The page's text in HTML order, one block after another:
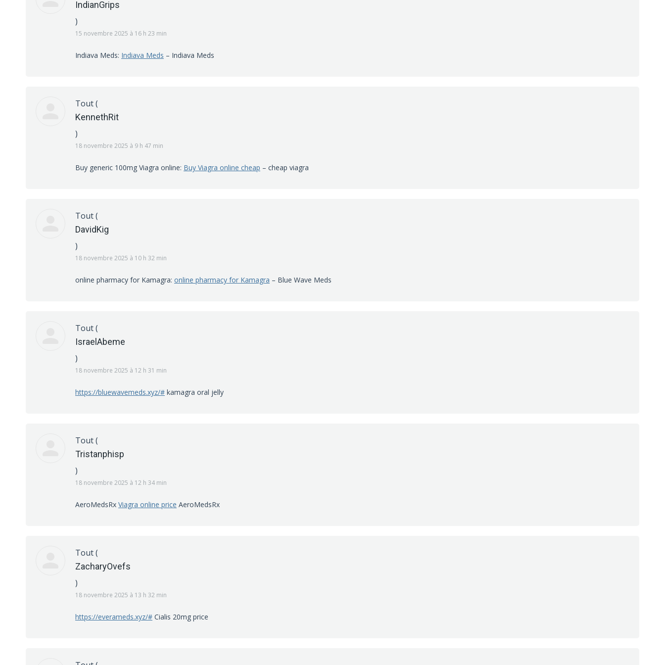
IndianGrips
)
15 novembre 2025 à 16 h 23 min
Indiava Meds: Indiava Meds – Indiava Meds
Tout(
KennethRit
)
18 novembre 2025 à 9 h 47 min
Buy generic 100mg Viagra online: Buy Viagra online cheap – cheap viagra
Tout(
DavidKig
)
18 novembre 2025 à 10 h 32 min
online pharmacy for Kamagra: online pharmacy for Kamagra – Blue Wave Meds
Tout(
IsraelAbeme
)
18 novembre 2025 à 12 h 31 min
https://bluewavemeds.xyz/# kamagra oral jelly
Tout(
Tristanphisp
)
18 novembre 2025 à 12 h 34 min
AeroMedsRx Viagra online price AeroMedsRx
Tout(
ZacharyOvefs
)
18 novembre 2025 à 13 h 32 min
https://everameds.xyz/# Cialis 20mg price